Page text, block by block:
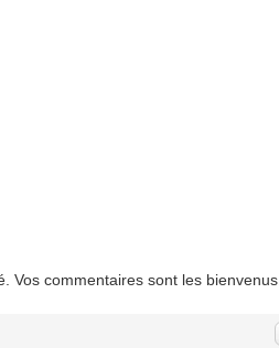
Vos commentaires sont les bienvenus.